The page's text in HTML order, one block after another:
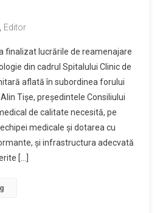
Editor
finalizat lucrările de reamenajare
din cadrul Spitalului Clinic de
aflată în subordinea forului
Tișe, președintele Consiliului
de calitate necesită, pe
medicale și dotarea cu
și infrastructura adecvată
[…]